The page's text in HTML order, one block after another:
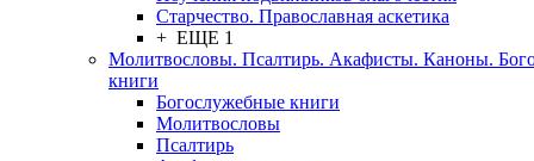
Старчество. Православная аскетика
+ ЕЩЕ 1
Молитвословы. Псалтирь. Акафисты. Каноны.
книги
Богослужебные книги
Молитвословы
Псалтирь